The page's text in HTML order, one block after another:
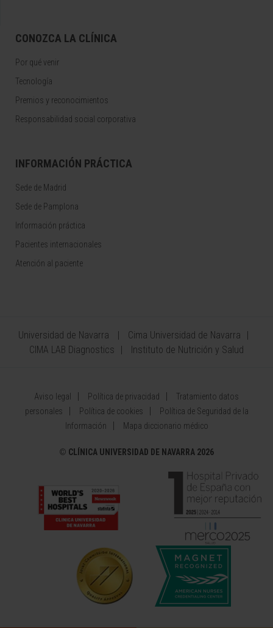
CONOZCA LA CLÍNICA
Por qué venir
Tecnología
Premios y reconocimientos
Responsabilidad social corporativa
INFORMACIÓN PRÁCTICA
Sede de Madrid
Sede de Pamplona
Información práctica
Pacientes internacionales
Atención al paciente
Universidad de Navarra
Cima Universidad de Navarra
CIMA LAB Diagnostics
Instituto de Nutrición y Salud
Aviso legal Política de privacidad
Tratamiento datos
personales
Política de cookies
Política de Seguridad de la
Información
Mapa diccionario médico
© CLÍNICA UNIVERSIDAD DE NAVARRA 2026